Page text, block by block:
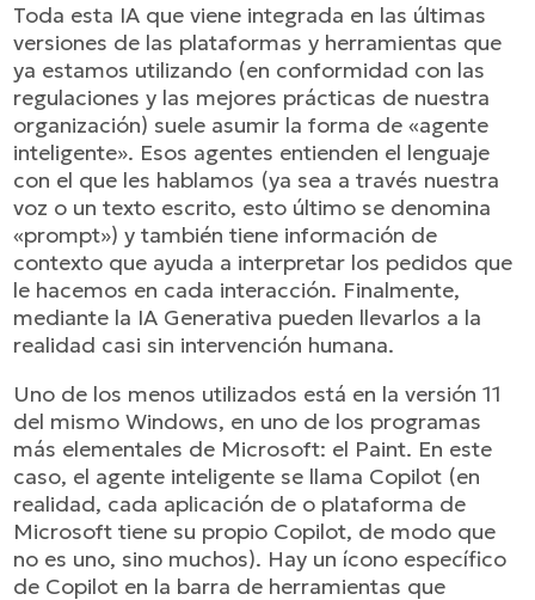
Toda esta IA que viene integrada en las últimas
versiones de las plataformas y herramientas que
ya estamos utilizando (en conformidad con las
regulaciones y las mejores prácticas de nuestra
organización) suele asumir la forma de «agente
inteligente». Esos agentes entienden el lenguaje
con el que les hablamos (ya sea a través nuestra
voz o un texto escrito, esto último se denomina
«prompt») y también tiene información de
contexto que ayuda a interpretar los pedidos que
le hacemos en cada interacción. Finalmente,
mediante la IA Generativa pueden llevarlos a la
realidad casi sin intervención humana.
Uno de los menos utilizados está en la versión 11
del mismo Windows, en uno de los programas
más elementales de Microsoft: el Paint. En este
caso, el agente inteligente se llama Copilot (en
realidad, cada aplicación de o plataforma de
Microsoft tiene su propio Copilot, de modo que
no es uno, sino muchos). Hay un ícono específico
de Copilot en la barra de herramientas que